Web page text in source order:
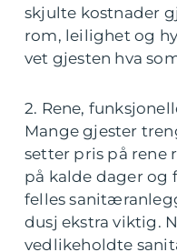
skjulte kostnader
rom, leilighet og
vet gjesten hva
2. Rene,
Mange gjester
setter pris på rene
på kalde dager og
felles
dusj ekstra viktig.
vedlikeholdte